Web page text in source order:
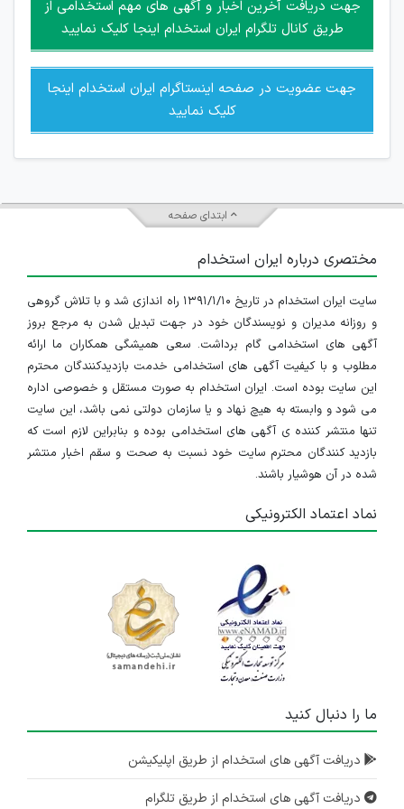
جمعی و چه فردی توسط کاربران سایت وجود ندارد.
جهت دریافت آخرین اخبار و آگهی های مهم استخدامی از
طریق کانال تلگرام ایران استخدام اینجا کلیک نمایید
جهت عضویت در صفحه اینستاگرام ایران استخدام اینجا
کلیک نمایید
ابتدای صفحه
مختصری درباره ایران استخدام
سایت ایران استخدام در تاریخ ۱۳۹۱/۱/۱۰ راه اندازی شد و با تلاش گروهی
و روزانه مدیران و نویسندگان خود در جهت تبدیل شدن به مرجع بروز
آگهی های استخدامی گام برداشت. سعی همیشگی همکاران ما ارائه
مطلوب و با کیفیت آگهی های استخدامی خدمت بازدیدکنندگان محترم
این سایت بوده است. ایران استخدام به صورت مستقل و خصوصی اداره
می شود و وابسته به هیچ نهاد و یا سازمان دولتی نمی باشد، این سایت
تنها منتشر کننده ی آگهی های استخدامی بوده و بنابراین لازم است که
بازدید کنندگان محترم سایت خود نسبت به صحت و سقم اخبار منتشر
شده در آن هوشیار باشند.
نماد اعتماد الکترونیکی
ما را دنبال کنید
دریافت آگهی های استخدام از طریق اپلیکیشن
دریافت آگهی های استخدام از طریق تلگرام